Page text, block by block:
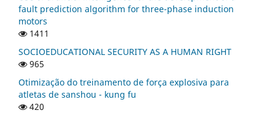
fault prediction algorithm for three-phase induction
motors
1411
SOCIOEDUCATIONAL SECURITY AS A HUMAN RIGHT
965
Otimização do treinamento de força explosiva para
atletas de sanshou - kung fu
420